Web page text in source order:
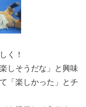
く！
しそうだな」と興味
「楽しかった」とチ